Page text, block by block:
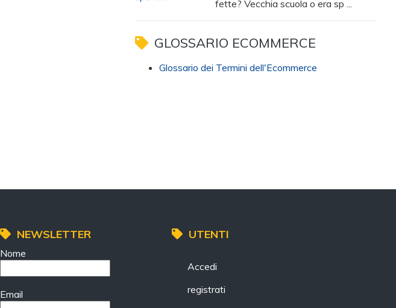
fette? Vecchia scuola o era sp ...
GLOSSARIO ECOMMERCE
Glossario dei Termini dell'Ecommerce
NEWSLETTER
Nome
Email
UTENTI
Accedi
registrati